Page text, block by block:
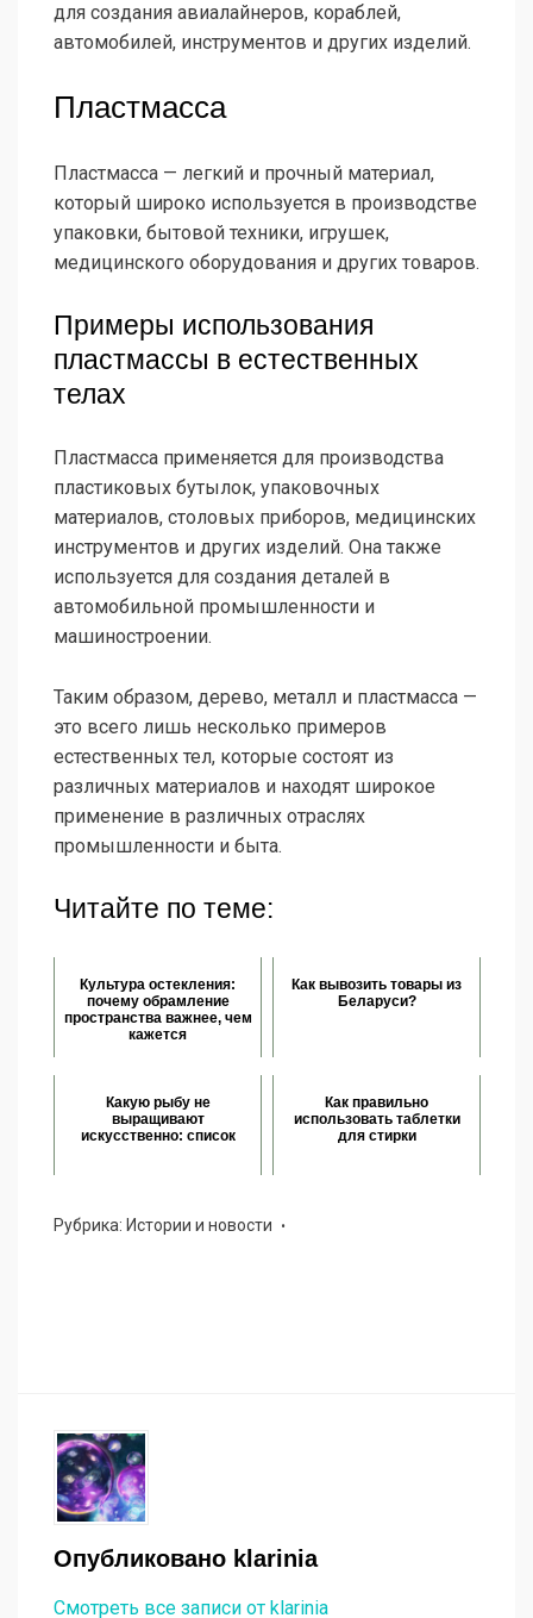
для создания авиалайнеров, кораблей,
автомобилей, инструментов и других изделий.
Пластмасса
Пластмасса — легкий и прочный материал,
который широко используется в производстве
упаковки, бытовой техники, игрушек,
медицинского оборудования и других товаров.
Примеры использования
пластмассы в естественных
телах
Пластмасса применяется для производства
пластиковых бутылок, упаковочных
материалов, столовых приборов, медицинских
инструментов и других изделий. Она также
используется для создания деталей в
автомобильной промышленности и
машиностроении.
Таким образом, дерево, металл и пластмасса —
это всего лишь несколько примеров
естественных тел, которые состоят из
различных материалов и находят широкое
применение в различных отраслях
промышленности и быта.
Читайте по теме:
Культура остекления:
почему обрамление
пространства важнее, чем
кажется
Как вывозить товары из
Беларуси?
Какую рыбу не
выращивают
искусственно: список
Как правильно
использовать таблетки
для стирки
Рубрика: Истории и новости
Опубликовано klarinia
Смотреть все записи от klarinia